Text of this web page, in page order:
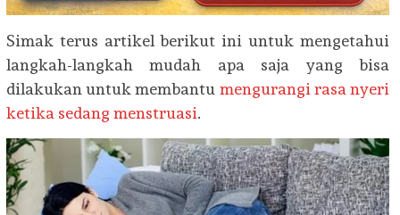
Simak terus artikel berikut ini untuk mengetahui
langkah-langkah mudah apa saja yang bisa
dilakukan untuk membantu mengurangi rasa nyeri
ketika sedang menstruasi.